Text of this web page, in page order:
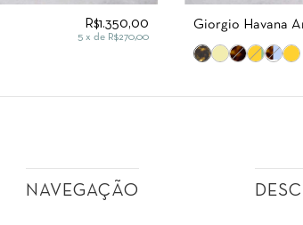
R$1.350,00
5 x de R$270,00
Giorgio Havana
NAVEGAÇÃO